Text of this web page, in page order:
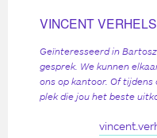
VINCENT
Geïnteresseerd in
gesprek. We kunnen
ons op kantoor. Of
plek die jou het beste